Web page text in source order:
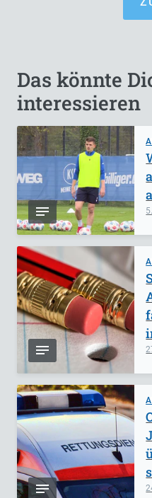
Das könnte
interessieren